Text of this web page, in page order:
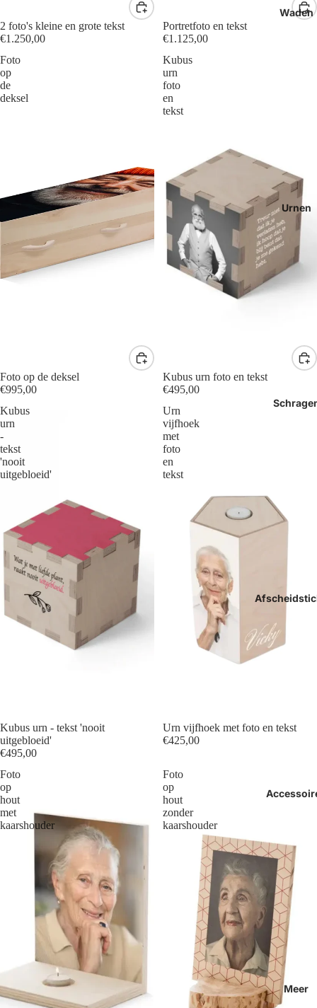
Waden
Urnen
Meer
2 foto's kleine en grote tekst
€1.250,00
Portretfoto en tekst
€1.125,00
Foto
op
de
deksel
Foto op de deksel
€995,00
Kubus
urn
foto
en
tekst
Kubus urn foto en tekst
€495,00
Kubus
urn
-
tekst
'nooit
uitgebloeid'
Kubus urn - tekst 'nooit
uitgebloeid'
€495,00
Urn
vijfhoek
met
foto
en
tekst
Urn vijfhoek met foto en tekst
€425,00
Foto
op
hout
met
kaarshouder
Foto
op
hout
zonder
kaarshouder